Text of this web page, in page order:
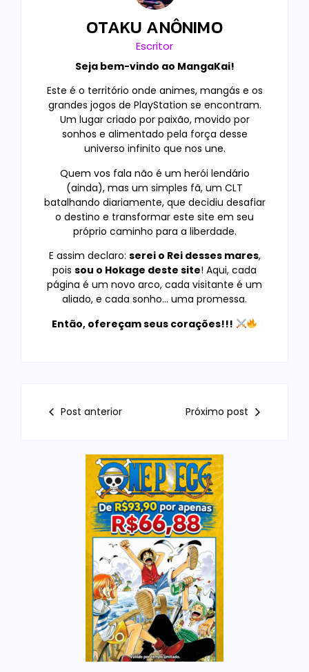
OTAKU ANÔNIMO
Escritor
Seja bem-vindo ao MangaKai!
Este é o território onde animes, mangás e os
grandes jogos de PlayStation se encontram.
Um lugar criado por paixão, movido por
sonhos e alimentado pela força desse
universo infinito que nos une.
Quem vos fala não é um herói lendário
(ainda), mas um simples fã, um CLT
batalhando diariamente, que decidiu desafiar
o destino e transformar este site em seu
próprio caminho para a liberdade.
E assim declaro: serei o Rei desses mares,
pois sou o Hokage deste site! Aqui, cada
página é um novo arco, cada visitante é um
aliado, e cada sonho… uma promessa.
Então, ofereçam seus corações!!!
Post anterior Próximo post